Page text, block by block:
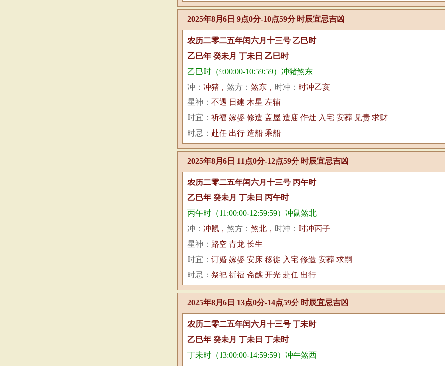
2025年8月6日 9点0分-10点59分 时辰宜忌吉凶
农历二零二五年闰六月十三号 乙巳时
乙巳年 癸未月 丁未日 乙巳时
乙巳时（9:00:00-10:59:59）冲猪煞东
冲： 冲猪， 煞方： 煞东， 时冲： 时冲乙亥
星神： 不遇 日建 木星 左辅
时宜： 祈福 嫁娶 修造 盖屋 造庙 作灶 入宅 安葬 见贵 求财
时忌： 赴任 出行 造船 乘船
2025年8月6日 11点0分-12点59分 时辰宜忌吉凶
农历二零二五年闰六月十三号 丙午时
乙巳年 癸未月 丁未日 丙午时
丙午时（11:00:00-12:59:59）冲鼠煞北
冲： 冲鼠， 煞方： 煞北， 时冲： 时冲丙子
星神： 路空 青龙 长生
时宜： 订婚 嫁娶 安床 移徙 入宅 修造 安葬 求嗣
时忌： 祭祀 祈福 斋醮 开光 赴任 出行
2025年8月6日 13点0分-14点59分 时辰宜忌吉凶
农历二零二五年闰六月十三号 丁未时
乙巳年 癸未月 丁未日 丁未时
丁未时（13:00:00-14:59:59）冲牛煞西